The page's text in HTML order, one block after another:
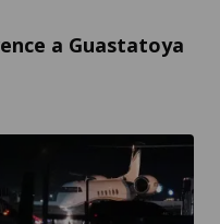
a Guastatoya